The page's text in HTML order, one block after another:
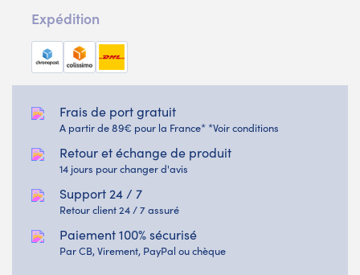
Expédition
Frais de port gratuit
A partir de 89€ pour la France* *Voir conditions
Retour et échange de produit
14 jours pour changer d'avis
Support 24 / 7
Retour client 24 / 7 assuré
Paiement 100% sécurisé
Par CB, Virement, PayPal ou chèque